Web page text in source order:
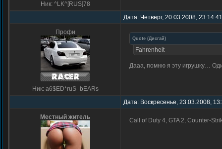
Ник: ^LK^[RUS]78
Дата: Четверг, 20.03.2008,
Профи
Ник: a6$ED*ruS_bEARs
Quote (Дисгай)
Fahrenheit
Дааа, помню я эту игрушку…
Дата: Воскресенье, 23.03.2008,
Местный житель Call of Duty 4, GTA 2, Counter-